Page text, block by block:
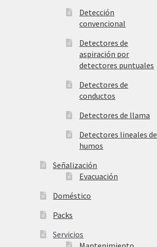
Detección
convencional
Detectores de
aspiración por
detectores puntuales
Detectores de
conductos
Detectores de llama
Detectores lineales de
humos
Señalización
Evacuación
Doméstico
Packs
Servicios